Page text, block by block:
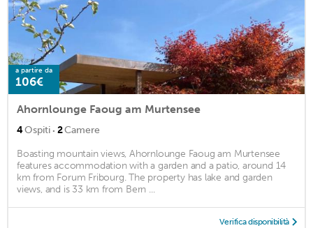
a partire da
106€
Ahornlounge Faoug am Murtensee
4Ospiti · 2Camere
Boasting mountain views, Ahornlounge Faoug am Murtensee
features accommodation with a garden and a patio, around 14
km from Forum Fribourg. The property has lake and garden
views, and is 33 km from Bern ...
Verifica disponibilità